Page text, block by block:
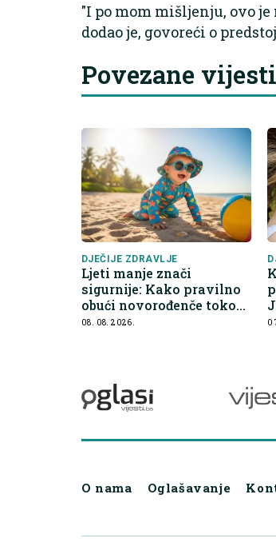
"I po mom mišljenju, ovo
dodao je, govoreći o
Povezane vijesti
DJEČIJE ZDRAVLJE
Ljeti manje znači
sigurnije: Kako pravilno
obući novorođenče tokom
toplinskog vala
08. 08. 2026.
O nama Oglašavanje